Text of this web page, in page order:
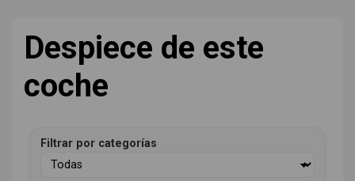
Despiece de este
coche
Filtrar por categorías